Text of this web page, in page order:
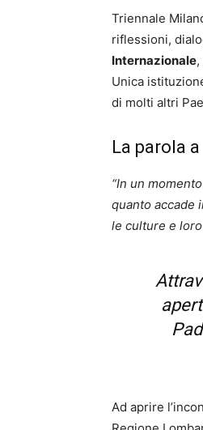
Triennale
riflessioni,
Internazionale
Unica
di molti altri
La parola a
“In un
quanto accade
le culture e
Ad aprire